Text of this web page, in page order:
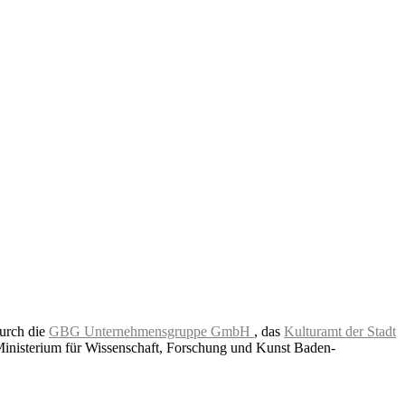
die GBG Unternehmensgruppe GmbH , das Kulturamt der Stadt
für Wissenschaft, Forschung und Kunst Baden-